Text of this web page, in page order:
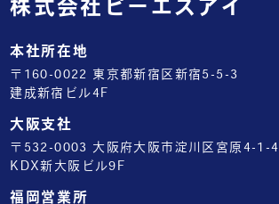
株式会社ピーエスアイ
本社所在地
〒160-0022 東京都新宿区新宿5-5-3
建成新宿ビル4F
大阪支社
〒532-0003 大阪府大阪市淀川区宮原4-1-4
KDX新大阪ビル9F
福岡営業所